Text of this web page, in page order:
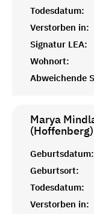
Todesdatum:
Verstorben in:
Signatur LEA:
Wohnort:
Abweichende
Marya
(Hoffenberg)
Geburtsdatum:
Geburtsort:
Todesdatum:
Verstorben in: